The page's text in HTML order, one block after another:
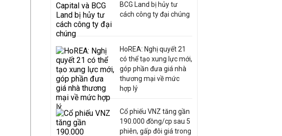
BCG Land bị hủy tư
cách công ty đại chúng
HoREA: Nghị quyết 21
có thể tạo xung lực mới,
góp phần đưa giá nhà
thương mại về mức
hợp lý
Cổ phiếu VNZ tăng gần
190.000 đồng/cp sau 5
phiên, gấp đôi giá trong